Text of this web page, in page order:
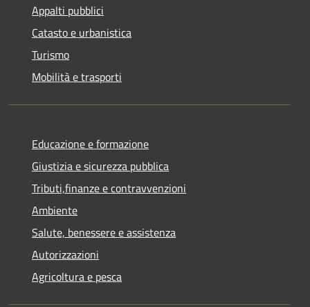
Appalti pubblici
Catasto e urbanistica
Turismo
Mobilità e trasporti
Educazione e formazione
Giustizia e sicurezza pubblica
Tributi,finanze e contravvenzioni
Ambiente
Salute, benessere e assistenza
Autorizzazioni
Agricoltura e pesca